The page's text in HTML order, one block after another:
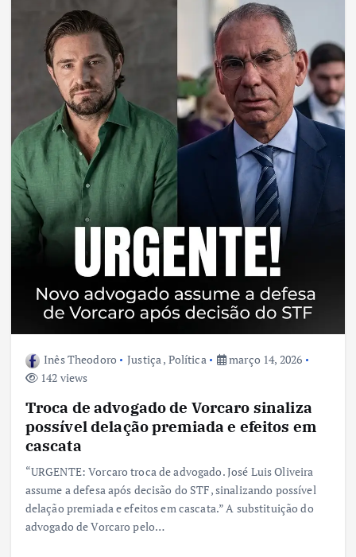
Inês Theodoro Justiça, Política
março 14, 2026
142 views
Troca de advogado de Vorcaro sinaliza
possível delação premiada e efeitos em
cascata
“URGENTE: Vorcaro troca de advogado. José Luis Oliveira
assume a defesa após decisão do STF, sinalizando possível
delação premiada e efeitos em cascata.” A substituição do
advogado de Vorcaro pelo…